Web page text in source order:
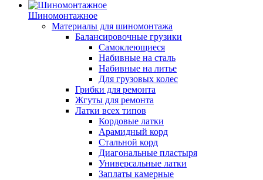
Шиномонтажное
Материалы для шиномонтажа
Балансировочные грузики
Самоклеющиеся
Набивные на сталь
Набивные на литье
Для грузовых колес
Грибки для ремонта
Жгуты для ремонта
Латки всех типов
Кордовые латки
Арамидный корд
Стальной корд
Диагональные пластыря
Универсальные латки
Заплаты камерные